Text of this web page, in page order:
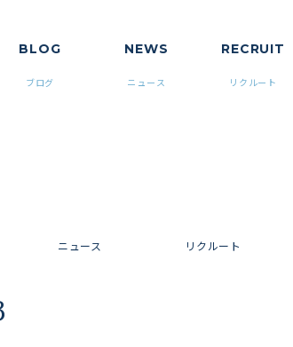
BLOG
ブログ
NEWS
ニュース
RECRUIT
リクルート
ニュース リクルート